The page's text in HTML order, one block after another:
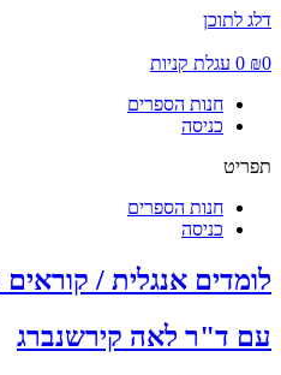
דלג לתוכן
₪0
0 עגלת קניות
חנות הספרים
כניסה
תפריט
חנות הספרים
כניסה
לומדים אנגלית / קוראים
עם ד"ר לאה קירשנברג